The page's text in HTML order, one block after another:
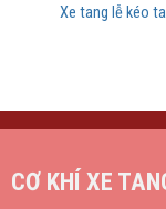
Xe tang lễ kéo
CƠ KHÍ XE